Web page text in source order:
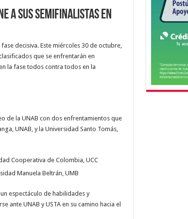
a sus semifinalistas en
decisiva. Este miércoles 30 de octubre,
que se enfrentarán en
la fase todos contra todos en la
de la UNAB con dos enfrentamientos que
UNAB, y la Universidad Santo Tomás,
Cooperativa de Colombia, UCC
Manuela Beltrán, UMB
espectáculo de habilidades y
ante UNAB y USTA en su camino hacia el